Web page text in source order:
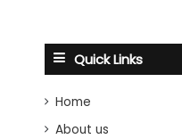
Quick Links
Home
About us